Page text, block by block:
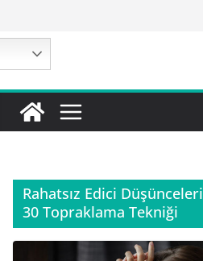
Rahatsız Edici
30 Topraklama Tekniği